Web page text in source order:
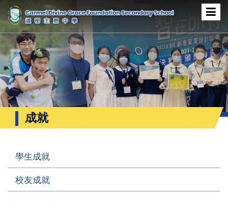
成就
學生成就
校友成就